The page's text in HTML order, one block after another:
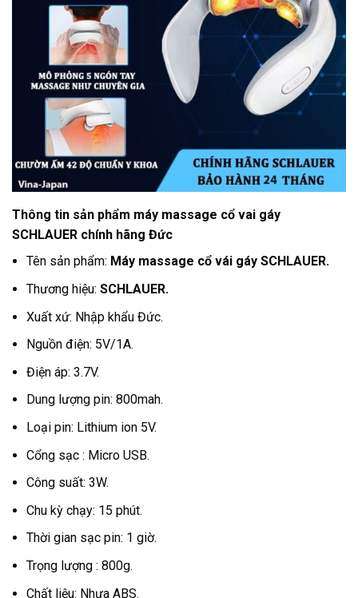
Thông tin sản phẩm máy massage cổ vai gáy
SCHLAUER chính hãng Đức
Tên sản phẩm: Máy massage cổ vái gáy SCHLAUER.
Thương hiệu: SCHLAUER.
Xuất xứ: Nhập khẩu Đức.
Nguồn điện: 5V/1A.
Điện áp: 3.7V.
Dung lượng pin: 800mah.
Loại pin: Lithium ion 5V.
Cổng sạc : Micro USB.
Công suất: 3W.
Chu kỳ chạy: 15 phút.
Thời gian sạc pin: 1 giờ.
Trọng lượng : 800g.
Chất liệu: Nhựa ABS.